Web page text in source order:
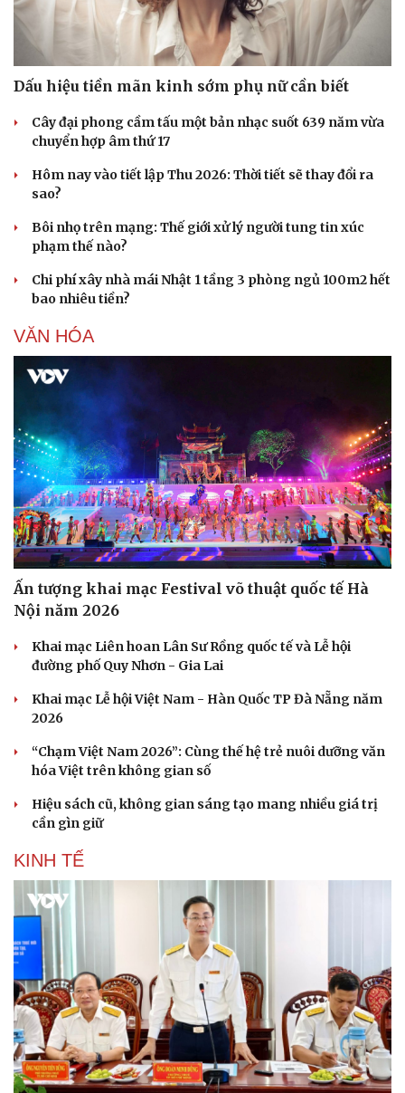
Văn hóa
Sân khấu - Điện ảnh
Văn học
Âm nhạc
Di sản
Giải trí
Nghệ sĩ
Thời trang
Sao Việt
Dấu hiệu tiền mãn kinh sớm phụ nữ cần biết
Cây đại phong cầm tấu một bản nhạc suốt 639 năm vừa
chuyển hợp âm thứ 17
Hôm nay vào tiết lập Thu 2026: Thời tiết sẽ thay đổi ra
sao?
Bôi nhọ trên mạng: Thế giới xử lý người tung tin xúc
phạm thế nào?
Chi phí xây nhà mái Nhật 1 tầng 3 phòng ngủ 100m2 hết
bao nhiêu tiền?
VĂN HÓA
Ấn tượng khai mạc Festival võ thuật quốc tế Hà
Nội năm 2026
Khai mạc Liên hoan Lân Sư Rồng quốc tế và Lễ hội
đường phố Quy Nhơn - Gia Lai
Khai mạc Lễ hội Việt Nam - Hàn Quốc TP Đà Nẵng năm
2026
“Chạm Việt Nam 2026”: Cùng thế hệ trẻ nuôi dưỡng văn
hóa Việt trên không gian số
Hiệu sách cũ, không gian sáng tạo mang nhiều giá trị
cần gìn giữ
KINH TẾ